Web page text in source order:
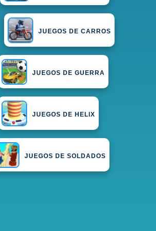
JUEGOS DE CARROS
JUEGOS DE GUERRA
JUEGOS DE HELIX
JUEGOS DE SOLDADOS